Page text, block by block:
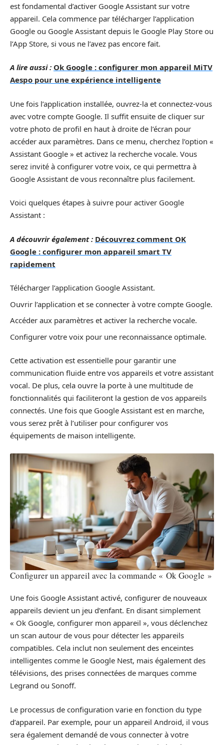
est fondamental d’activer Google Assistant sur votre
appareil. Cela commence par télécharger l’application
Google ou Google Assistant depuis le Google Play Store ou
l’App Store, si vous ne l’avez pas encore fait.
A lire aussi : Ok Google : configurer mon appareil MiTV
Aespo pour une expérience intelligente
Une fois l’application installée, ouvrez-la et connectez-vous
avec votre compte Google. Il suffit ensuite de cliquer sur
votre photo de profil en haut à droite de l’écran pour
accéder aux paramètres. Dans ce menu, cherchez l’option «
Assistant Google » et activez la recherche vocale. Vous
serez invité à configurer votre voix, ce qui permettra à
Google Assistant de vous reconnaître plus facilement.
Voici quelques étapes à suivre pour activer Google
Assistant :
A découvrir également : Découvrez comment OK
Google : configurer mon appareil smart TV
rapidement
Télécharger l’application Google Assistant.
Ouvrir l’application et se connecter à votre compte Google.
Accéder aux paramètres et activer la recherche vocale.
Configurer votre voix pour une reconnaissance optimale.
Cette activation est essentielle pour garantir une
communication fluide entre vos appareils et votre assistant
vocal. De plus, cela ouvre la porte à une multitude de
fonctionnalités qui faciliteront la gestion de vos appareils
connectés. Une fois que Google Assistant est en marche,
vous serez prêt à l’utiliser pour configurer vos
équipements de maison intelligente.
Configurer un appareil avec la commande « Ok Google »
Une fois Google Assistant activé, configurer de nouveaux
appareils devient un jeu d’enfant. En disant simplement
« Ok Google, configurer mon appareil », vous déclenchez
un scan autour de vous pour détecter les appareils
compatibles. Cela inclut non seulement des enceintes
intelligentes comme le Google Nest, mais également des
télévisions, des prises connectées de marques comme
Legrand ou Sonoff.
Le processus de configuration varie en fonction du type
d’appareil. Par exemple, pour un appareil Android, il vous
sera également demandé de vous connecter à votre